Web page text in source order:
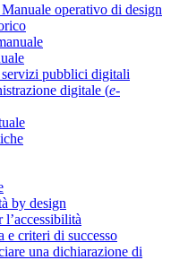
operativo di design
pubblici digitali
digitale (e-
by design
e criteri di successo
una dichiarazione di